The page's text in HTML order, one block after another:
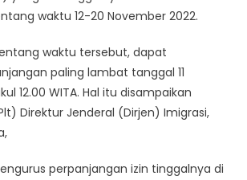
waktu 12-20 November 2022.
waktu tersebut, dapat
paling lambat tanggal 11
12.00 WITA. Hal itu disampaikan
Direktur Jenderal (Dirjen) Imigrasi,
perpanjangan izin tinggalnya di